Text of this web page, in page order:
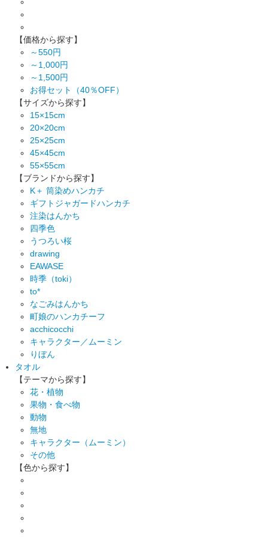
【価格から探す】
～550円
～1,000円
～1,500円
お得セット（40％OFF）
【サイズから探す】
15×15cm
20×20cm
25×25cm
45×45cm
55×55cm
【ブランドから探す】
K＋ 筒染めハンカチ
ギフトジャガードハンカチ
注染はんかち
四季色
うつろい桜
drawing
EAWASE
時季（toki）
to*
なごみはんかち
町娘のハンカチーフ
acchicocchi
キャラクター／ムーミン
りぼん
タオル
【テーマから探す】
花・植物
果物・食べ物
動物
無地
キャラクター（ムーミン）
その他
【色から探す】